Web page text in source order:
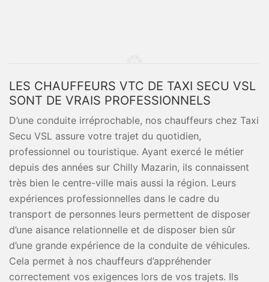
LES CHAUFFEURS VTC DE TAXI SECU VSL
SONT DE VRAIS PROFESSIONNELS
D’une conduite irréprochable, nos chauffeurs chez Taxi
Secu VSL assure votre trajet du quotidien,
professionnel ou touristique. Ayant exercé le métier
depuis des années sur Chilly Mazarin, ils connaissent
très bien le centre-ville mais aussi la région. Leurs
expériences professionnelles dans le cadre du
transport de personnes leurs permettent de disposer
d’une aisance relationnelle et de disposer bien sûr
d’une grande expérience de la conduite de véhicules.
Cela permet à nos chauffeurs d’appréhender
correctement vos exigences lors de vos trajets. Ils